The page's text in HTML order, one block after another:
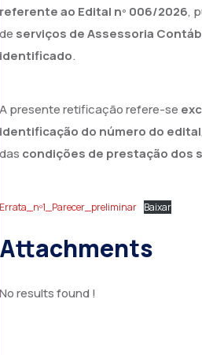
referente ao Edital nº 006/2026,
de serviços de Assessoria
identificado.
A presente retificação refere-se
identificação do número do edital,
das condições de prestação dos
Errata_nº1_Parecer_preliminar Baixar
Attachments
No results found !